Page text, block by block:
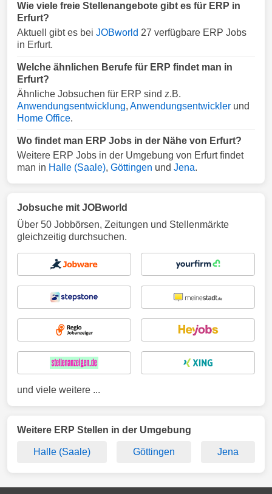
Wie viele freie Stellenangebote gibt es für ERP in
Erfurt?
Aktuell gibt es bei JOBworld 27 verfügbare ERP Jobs
in Erfurt.
Welche ähnlichen Berufe für ERP findet man in
Erfurt?
Ähnliche Jobsuchen für ERP sind z.B.
Anwendungsentwicklung, Anwendungsentwickler und
Home Office.
Wo findet man ERP Jobs in der Nähe von Erfurt?
Weitere ERP Jobs in der Umgebung von Erfurt findet
man in Halle (Saale), Göttingen und Jena.
Jobsuche mit JOBworld
Über 50 Jobbörsen, Zeitungen und Stellenmärkte
gleichzeitig durchsuchen.
und viele weitere ...
Weitere ERP Stellen in der Umgebung
Halle (Saale) Göttingen Jena